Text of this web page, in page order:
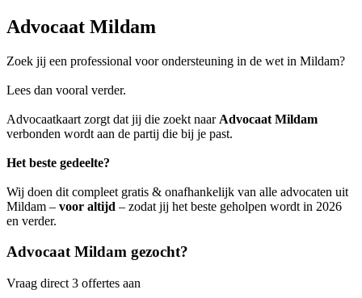
Advocaat Mildam
Zoek jij een professional voor ondersteuning in de wet in Mildam?
Lees dan vooral verder.
Advocaatkaart zorgt dat jij die zoekt naar Advocaat Mildam
verbonden wordt aan de partij die bij je past.
Het beste gedeelte?
Wij doen dit compleet gratis & onafhankelijk van alle advocaten uit
Mildam – voor altijd – zodat jij het beste geholpen wordt in 2026
en verder.
Advocaat Mildam gezocht?
Vraag direct 3 offertes aan